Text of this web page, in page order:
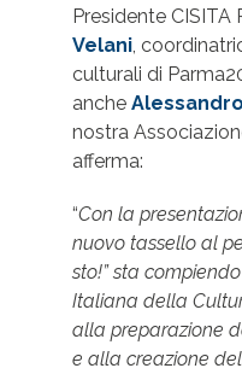
Presidente CISITA
Velani ,
culturali di
anche
nostra
afferma:
“Con la
nuovo tassello al
sto!” sta
Italiana della
alla preparazione
e alla creazione